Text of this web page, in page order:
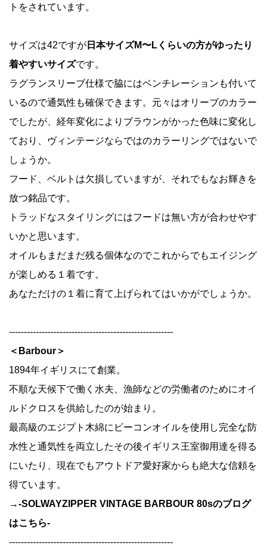
トをされています。
サイズは42ですが 日本サイズM〜Lくらいの方がゆったり
着やすいサイズです。
ラグランスリーブ仕様で脇にはベンチレーションも付いて
いるので通気性も確保できます。元々はオリーブのカラー
でしたが、経年変化によりブラウンがかった色味に変化し
ており、ヴィンテージならではのカラーリングではないで
しょうか。
フード、ベルトは欠損していますが、それでもなお輝きを
放つ銘品です。
トラッドなスタイリングにはフードは無い方が合わせやす
いかと思います。
オイルもまだまだ残る個体なのでこれからでもエイジング
が楽しめる１着です。
あなただけの１着に育て上げられてはいかがでしょうか。
-------------------------------------------------------
＜Barbour＞
1894年イギリスにて創業。
不順な天候下で働く水夫、漁師などの労働者のためにオイ
ルドクロスを供給したのが始まり。
最高級のエジプト木綿にビーコンオイルを使用し完全な防
水性と通気性を両立したその後イギリス王室御用達を得る
にいたり、現在でもアウトドア愛好家からも絶大な信頼を
得ています。
→-SOLWAYZIPPER VINTAGE BARBOUR 80sのブログ
はこちら-
-------------------------------------------------------